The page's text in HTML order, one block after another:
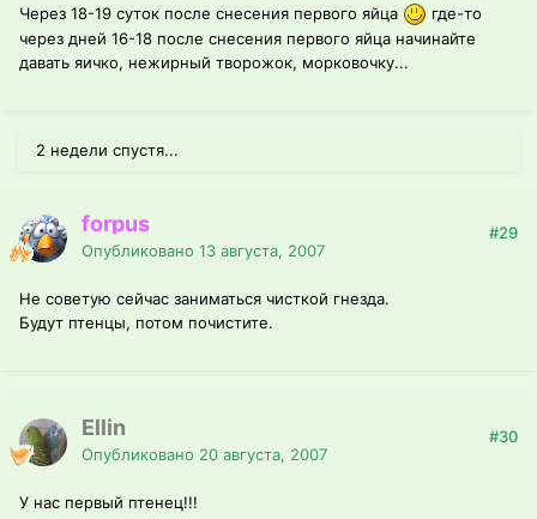
Через 18-19 суток после снесения первого яйца
где-то
через дней 16-18 после снесения первого яйца начинайте
давать яичко, нежирный творожок, морковочку...
2 недели спустя...
forpus
Опубликовано 13 августа, 2007
#29
Не советую сейчас заниматься чисткой гнезда.
Будут птенцы, потом почистите.
Ellin
Опубликовано 20 августа, 2007
#30
У нас первый птенец!!!